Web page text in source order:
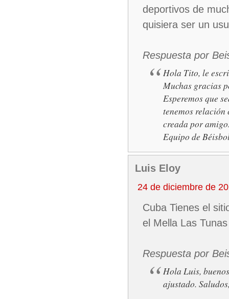
deportivos de
quisiera ser un
Respuesta por
Hola Tito, le
Muchas gracias
Esperemos que
tenemos relación
creada por
Equipo de
Luis Eloy
24 de diciembre de
Cuba Tienes el
el Mella Las
Respuesta por
Hola Luis,
ajustado.